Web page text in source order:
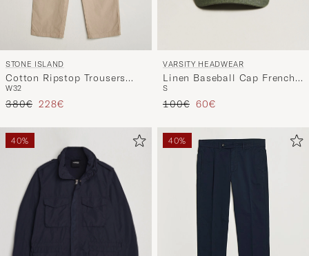
STONE ISLAND
Cotton Ripstop Trousers
Desert
W32
Precio ordinario
380€ Precio reducido
228€
VARSITY HEADWEAR
Linen Baseball Cap French
Olive
S
Precio ordinario
100€ Precio reducido
60€
40% 40%